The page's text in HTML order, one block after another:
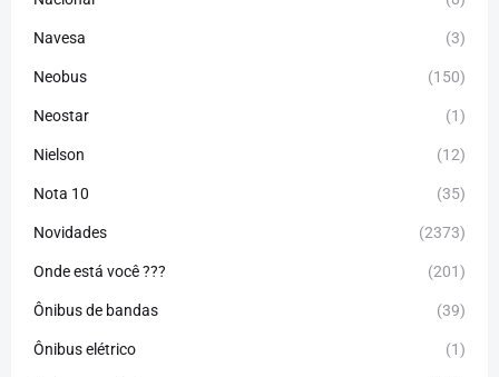
Navesa (3)
Neobus (150)
Neostar (1)
Nielson (12)
Nota 10 (35)
Novidades (2373)
Onde está você ??? (201)
Ônibus de bandas (39)
Ônibus elétrico (1)